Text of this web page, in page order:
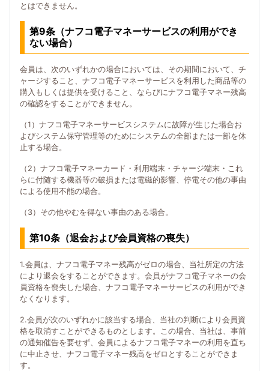
とはできません。
第9条（ナフコ電子マネーサービスの利用ができ
ない場合）
会員は、次のいずれかの場合においては、その期間において、チ
ャージすること、ナフコ電子マネーサービスを利用した商品等の
購入もしくは提供を受けること、ならびにナフコ電子マネー残高
の確認をすることができません。
（1）ナフコ電子マネーサービスシステムに故障が生じた場合お
よびシステム保守管理等のためにシステムの全部または一部を休
止する場合。
（2）ナフコ電子マネーカード・利用端末・チャージ端末・これ
らに付随する機器等の破損または電磁的影響、停電その他の事由
による使用不能の場合。
（3）その他やむを得ない事由のある場合。
第10条（退会および会員資格の喪失）
1.会員は、ナフコ電子マネー残高がゼロの場合、当社所定の方法
により退会をすることができます。会員がナフコ電子マネーの会
員資格を喪失した場合、ナフコ電子マネーサービスの利用ができ
なくなります。
2.会員が次のいずれかに該当する場合、当社の判断により会員資
格を取消すことができるものとします。この場合、当社は、事前
の通知催告を要せず、会員によるナフコ電子マネーの利用を直ち
に中止させ、ナフコ電子マネー残高をゼロとすることができま
す。